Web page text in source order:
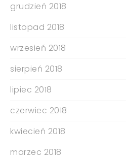
grudzień 2018
listopad 2018
wrzesień 2018
sierpień 2018
lipiec 2018
czerwiec 2018
kwiecień 2018
marzec 2018